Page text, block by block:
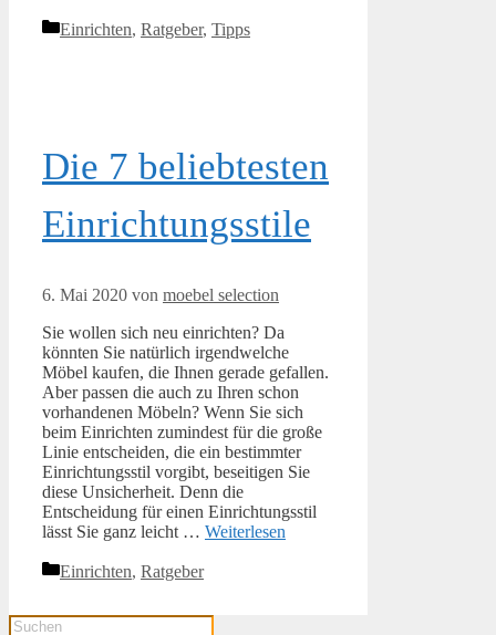
Kategorien
Einrichten, Ratgeber, Tipps
Die 7 beliebtesten
Einrichtungsstile
6. Mai 2020 von moebel selection
Sie wollen sich neu einrichten? Da
könnten Sie natürlich irgendwelche
Möbel kaufen, die Ihnen gerade gefallen.
Aber passen die auch zu Ihren schon
vorhandenen Möbeln? Wenn Sie sich
beim Einrichten zumindest für die große
Linie entscheiden, die ein bestimmter
Einrichtungsstil vorgibt, beseitigen Sie
diese Unsicherheit. Denn die
Entscheidung für einen Einrichtungsstil
lässt Sie ganz leicht … Weiterlesen
Kategorien
Einrichten, Ratgeber
Products